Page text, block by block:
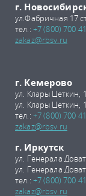
г.
ул.Фабричная 17
тел.: +7 (800) 700
zakaz@rbsv.ru
г. Кемерово
ул. Клары Цеткин,
ул. Клары Цеткин,
тел.: +7 (800) 700
zakaz@rbsv.ru
г. Иркутск
ул. Генерала
ул. Генерала
тел.: +7 (800) 700
zakaz@rbsv.ru